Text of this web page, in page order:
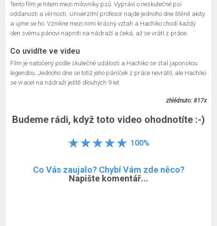
Tento film je hitem mezi milovníky psů. Vypráví o neskutečné psí
oddanosti a věrnosti. Univerzitní profesor najde jednoho dne štěně akity
a ujme se ho. Vznikne mezi nimi krásný vztah a Hachiko chodí každý
den svému pánovi naproti na nádraží a čeká, až se vrátí z práce.
Co uvidíte ve videu
Film je natočený podle skutečné události a Hachiko se stal japonskou
legendou. Jednoho dne se totiž jeho páníček z práce nevrátil, ale Hachiko
se vracel na nádraží ještě dlouhých 9 let.
zhlédnuto: 817x
Budeme rádi, když toto video ohodnotíte :-)
100%
Co Vás zaujalo? Chybí Vám zde něco?
Napište komentář...